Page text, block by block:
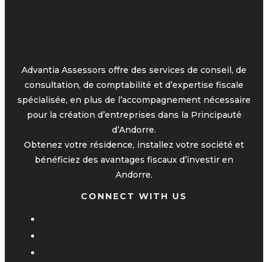
Advantia Assessors offre des services de conseil, de
consultation, de comptabilité et d’expertise fiscale
spécialisée, en plus de l’accompagnement nécessaire
pour la création d’entreprises dans la Principauté
d’Andorre.
Obtenez votre résidence, installez votre société et
bénéficiez des avantages fiscaux d’investir en
Andorre.
CONNECT WITH US